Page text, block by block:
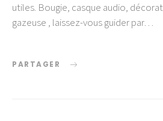
utiles. Bougie, casque audio,
gazeuse , laissez-vous guider par…
PARTAGER